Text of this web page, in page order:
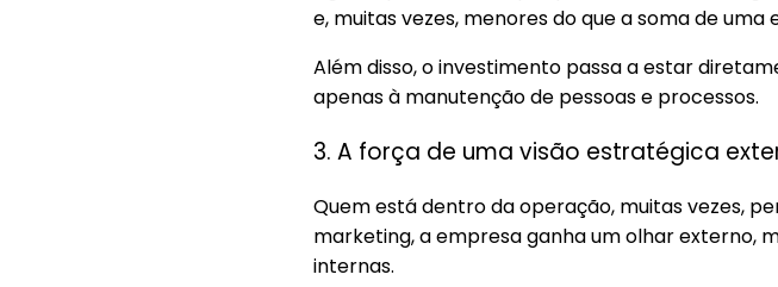
e, muitas vezes, menores do que a soma de
Além disso, o investimento passa a estar
apenas à manutenção de pessoas e processos.
3. A força de uma visão estratégica
Quem está dentro da operação, muitas vezes,
marketing, a empresa ganha um olhar externo,
internas.